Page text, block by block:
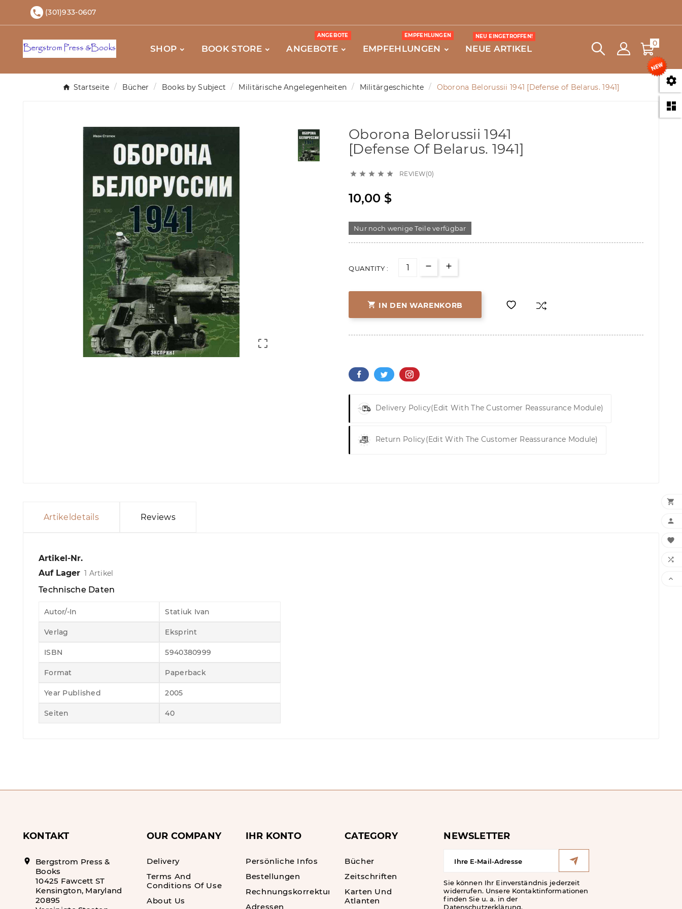


 (301)933-0607
SHOP BOOK STORE ANGEBOTE
ANGEBOTE
EMPFEHLUNGEN
EMPFEHLUNGEN
NEUE ARTIKEL
NEU EINGETROFFEN!
0
Startseite Bücher Books by Subject Militärische Angelegenheiten Militärgeschichte Oborona Belorussii 1941 [Defense of Belarus. 1941]

Oborona Belorussii 1941
[Defense Of Belarus. 1941]
     REVIEW(0)
10,00 $
Nur noch wenige Teile verfügbar
QUANTITY :
 IN DEN WARENKORB
Delivery Policy(edit With The Customer Reassurance Module)
Return Policy(edit With The Customer Reassurance Module)
Artikeldetails Reviews
Artikel-Nr.
Auf Lager 1 Artikel
Technische Daten
Autor/-In Statiuk Ivan
Verlag Eksprint
ISBN 5940380999
Format Paperback
Year Published 2005
Seiten 40
KONTAKT
location_on
Bergstrom Press &
Books
10425 Fawcett ST
Kensington, Maryland
20895
OUR COMPANY
Delivery
Terms And
Conditions Of Use
About Us
IHR KONTO
Persönliche Infos
Bestellungen
Rechnungskorrekturen
Adressen
CATEGORY
Bücher
Zeitschriften
Karten Und
Atlanten
NEWSLETTER
Sie können Ihr Einverständnis jederzeit
widerrufen. Unsere Kontaktinformationen
finden Sie u. a. in der
Datenschutzerklärung.




